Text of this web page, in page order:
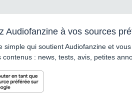
Audiofanzine à vos sources
simple qui soutient Audiofanzine et
contenus : news, tests, avis, petites